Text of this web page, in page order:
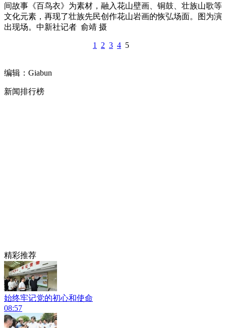
间故事《百鸟衣》为素材，融入花山壁画、铜鼓、壮族山歌等
文化元素，再现了壮族先民创作花山岩画的恢弘场面。图为演
出现场。中新社记者 俞靖 摄
1 2 3 4 5
编辑：Giabun
新闻排行榜
精彩推荐
始终牢记党的初心和使命
08:57